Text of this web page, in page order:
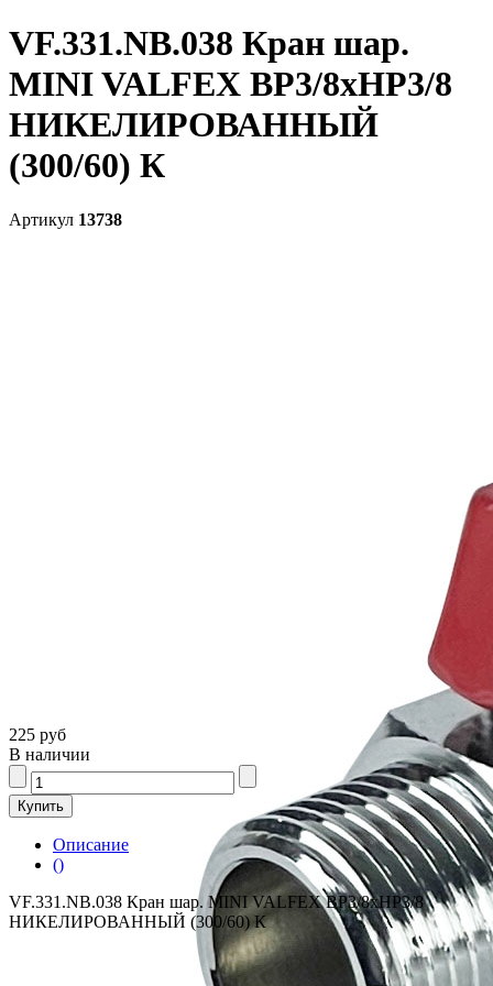
VF.331.NB.038 Кран шар.
MINI VALFEX ВР3/8хНР3/8
НИКЕЛИРОВАННЫЙ
(300/60) К
Артикул 13738
225 руб
В наличии
Описание
()
VF.331.NB.038 Кран шар. MINI VALFEX ВР3/8хНР3/8
НИКЕЛИРОВАННЫЙ (300/60) К